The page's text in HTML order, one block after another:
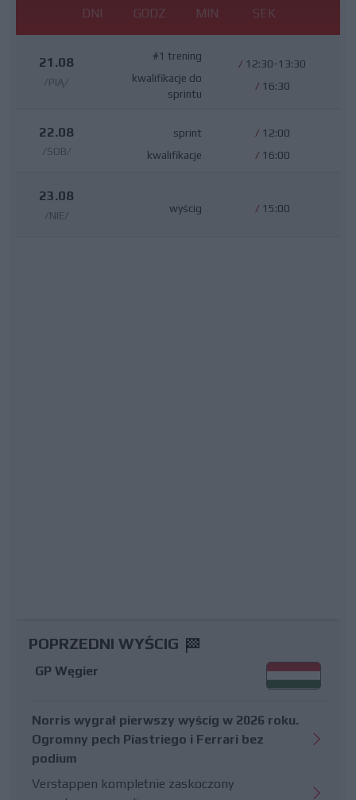
DNI GODZ MIN SEK
21.08
/PIĄ/
#1 trening
kwalifikacje do
sprintu
/ 12:30-13:30
/ 16:30
22.08
/SOB/
sprint
kwalifikacje
/ 12:00
/ 16:00
23.08
/NIE/
wyścig / 15:00
POPRZEDNI WYŚCIG
GP Węgier
Norris wygrał pierwszy wyścig w 2026 roku.
Ogromny pech Piastriego i Ferrari bez
podium
Verstappen kompletnie zaskoczony